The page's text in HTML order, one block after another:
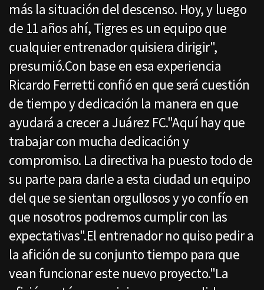
más la situación del descenso. Hoy, y luego
de 11 años ahí, Tigres es un equipo que
cualquier entrenador quisiera dirigir",
presumió.Con base en esa experiencia
Ricardo Ferretti confió en que será cuestión
de tiempo y dedicación la manera en que
ayudará a crecer a Juárez FC."Aquí hay que
trabajar con mucha dedicación y
compromiso. La directiva ha puesto todo de
su parte para darle a esta ciudad un equipo
del que se sientan orgullosos y yo confío en
que nosotros podremos cumplir con las
expectativas".El entrenador no quiso pedir a
la afición de su conjunto tiempo para que
vean funcionar este nuevo proyecto."La